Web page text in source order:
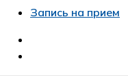
Запись на прием